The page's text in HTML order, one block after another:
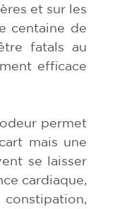
et sur les
centaine de
fatals au
efficace
permet
mais une
se laisser
cardiaque,